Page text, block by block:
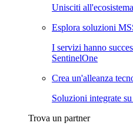
Unisciti
Esplora soluzioni
I servizi hanno
SentinelOne
Crea un'alleanza
Soluzioni integrate
Trova un partner